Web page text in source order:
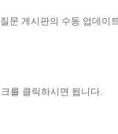
문 게시판의 수동 업데이
를 클릭하시면 됩니다.